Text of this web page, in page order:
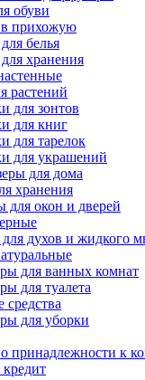
обуви
прихожую
белья
хранения
растений
для зонтов
для книг
для тарелок
для украшений
для дома
хранения
для окон и дверей
духов и жидкого
для ванных комнат
для туалета
для уборки
принадлежности к